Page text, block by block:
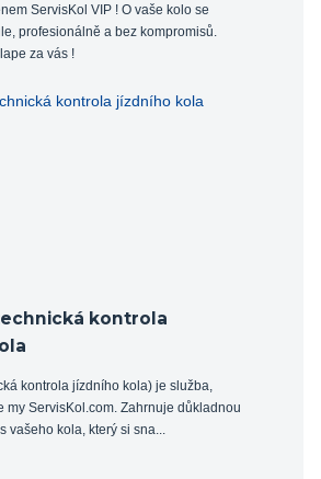
ServisKol VIP ! O vaše kolo se
profesionálně a bez kompromisů.
za vás !
kontrola
kontrola jízdního kola) je služba,
my ServisKol.com. Zahrnuje důkladnou
vašeho kola, který si sna...